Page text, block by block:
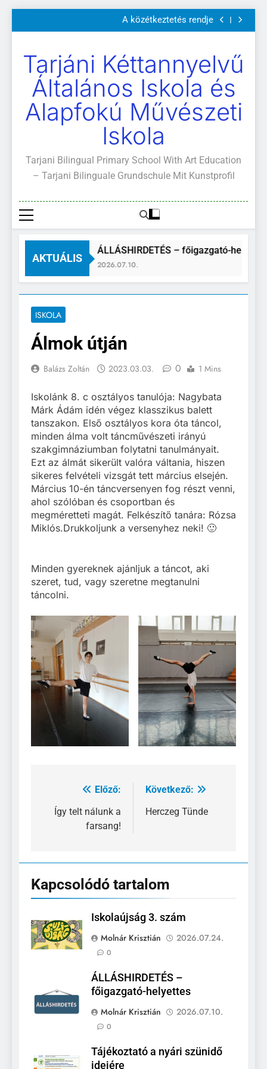
a
Szülői értekezletek 2026. május 04-14.
A közétkeztetés rendje
Kötelező és ajánlott olvasmányok
Szülői értekezletek 2026. május 04-14.
A közétkeztetés rendje
Kötelező és ajánlott olvasmányok
A Mi Világunk!
Tarjáni Kéttannyelvű
Általános Iskola és
Alapfokú Művészeti
Iskola
Tarjani Bilingual Primary School With Art Education
– Tarjani Bilinguale Grundschule Mit Kunstprofil
AKTUÁLIS
ÁLLÁSHIRDETÉS – főigazgató-helyettes
2026.07.10.
ISKOLA
Álmok útján
Balázs Zoltán 2023.03.03. 0 1 Mins
Iskolánk 8. c osztályos tanulója: Nagybata
Márk Ádám idén végez klasszikus balett
tanszakon. Első osztályos kora óta táncol,
minden álma volt táncművészeti irányú
szakgimnáziumban folytatni tanulmányait.
Ezt az álmát sikerült valóra váltania, hiszen
sikeres felvételi vizsgát tett március elsején.
Március 10-én táncversenyen fog részt venni,
ahol szólóban és csoportban és
megméretteti magát. Felkészítő tanára: Rózsa
Miklós.Drukkoljunk a versenyhez neki! 🙂
Minden gyereknek ajánljuk a táncot, aki
szeret, tud, vagy szeretne megtanulni
táncolni.
Bejegyzés
navigáció
Előző:
Így telt nálunk a
farsang!
Következő:
Herczeg Tünde
Kapcsolódó tartalom
Iskolaújság 3. szám
Molnár Krisztián
2026.07.24.
0
ÁLLÁSHIRDETÉS –
főigazgató-helyettes
Molnár Krisztián
2026.07.10.
0
Tájékoztató a nyári szünidő
idejére